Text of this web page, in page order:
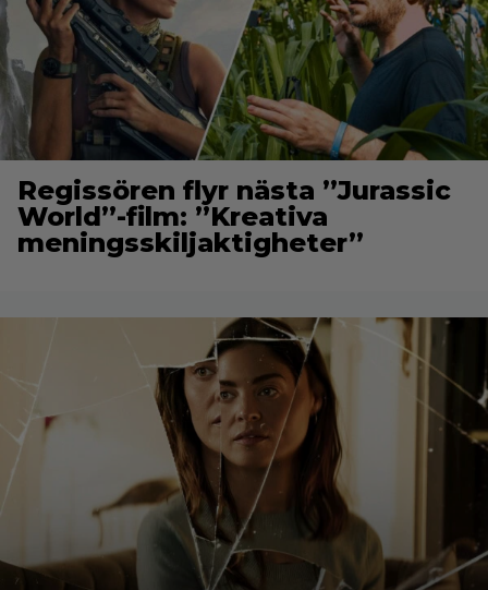
Regissören flyr nästa ”Jurassic
World”-film: ”Kreativa
meningsskiljaktigheter”